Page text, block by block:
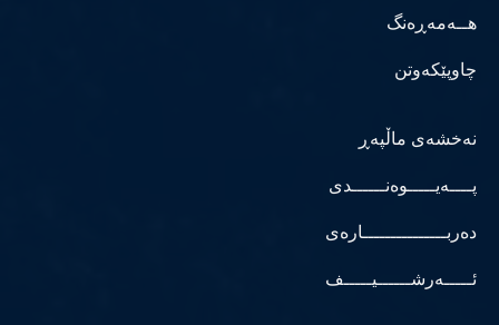
هــەمەڕەنگ
چاوپێکەوتن
نەخشەی ماڵپەڕ
پــــەیـــــوەنــــــدی
دەربـــــــــــــــارەی
ئـــــەرشــــــیـــــف